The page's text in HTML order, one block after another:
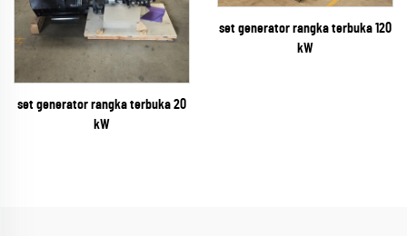
set generator rangka terbuka 20
kW
set generator rangka terbuka 120
kW